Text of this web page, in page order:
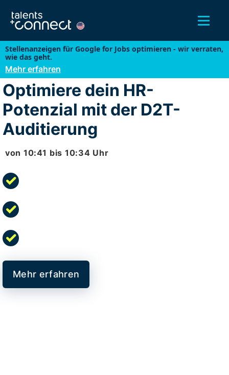
Stellenanzeigen für Google for Jobs optimieren - wir verraten,
wie das geht.
Mehr erfahren
Optimiere dein HR-
Potenzial mit der D2T-
Auditierung
von 10:41 bis 10:34 Uhr
Mehr erfahren